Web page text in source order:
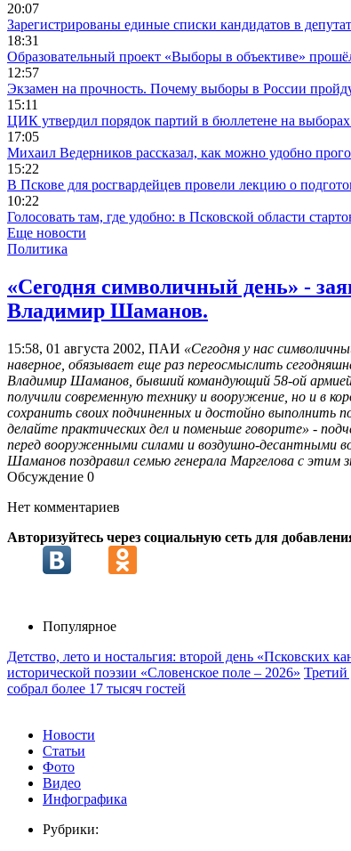
20:07
Зарегистрированы единые списки кандидатов в
18:31
Образовательный проект «Выборы в объективе»
12:57
Экзамен на прочность. Почему выборы в России
15:11
ЦИК утвердил порядок партий в бюллетене на
17:05
Михаил Ведерников рассказал, как можно удобно
15:22
В Пскове для росгвардейцев провели лекцию о
10:22
Голосовать там, где удобно: в Псковской области
Еще новости
Политика
«Сегодня символичный день» -
Владимир Шаманов.
15:58, 01 августа 2002, ПАИ «Сегодня у нас
наверное, обязывает еще раз переосмыслить
Владимир Шаманов, бывший командующий 58-ой
получили современную технику и вооружение, но и в
сохранить своих подчиненных и достойно выполнить
делайте практических дел и поменьше говорите» -
перед вооруженными силами и воздушно-десантными
Шаманов поздравил семью генерала Маргелова с
Обсуждение 0
Нет комментариев
Авторизуйтесь через социальную сеть для
Популярное
Детство, лето и ностальгия: второй день «Псковских
исторической поэзии «Словенское поле – 2026» Третий
собрал более 17 тысяч гостей
Новости
Статьи
Фото
Видео
Инфографика
Рубрики: